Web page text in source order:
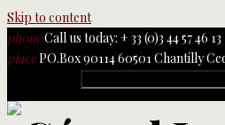
Skip to content
phoneCall us today: + 33 (0)3 44 57 46 13
placePO.Box 90114 60501 Chantilly